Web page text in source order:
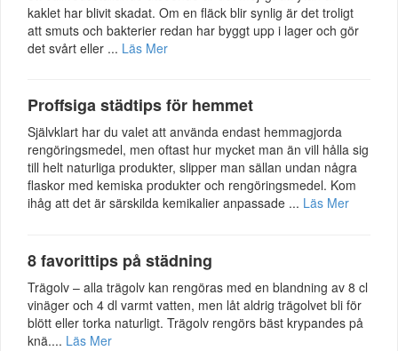
kaklet har blivit skadat. Om en fläck blir synlig är det troligt
att smuts och bakterier redan har byggt upp i lager och gör
det svårt eller ... Läs Mer
Proffsiga städtips för hemmet
Självklart har du valet att använda endast hemmagjorda
rengöringsmedel, men oftast hur mycket man än vill hålla sig
till helt naturliga produkter, slipper man sällan undan några
flaskor med kemiska produkter och rengöringsmedel. Kom
ihåg att det är särskilda kemikalier anpassade ... Läs Mer
8 favorittips på städning
Trägolv – alla trägolv kan rengöras med en blandning av 8 cl
vinäger och 4 dl varmt vatten, men låt aldrig trägolvet bli för
blött eller torka naturligt. Trägolv rengörs bäst krypandes på
knä.... Läs Mer